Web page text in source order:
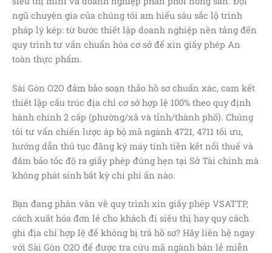
ngũ chuyên gia của chúng tôi am hiểu sâu sắc lộ trình
pháp lý kép: từ bước thiết lập doanh nghiệp nền tảng đến
quy trình tư vấn chuẩn hóa cơ sở để xin giấy phép An
toàn thực phẩm.
Sài Gòn O2O đảm bảo soạn thảo hồ sơ chuẩn xác, cam kết
thiết lập cấu trúc địa chỉ cơ sở hợp lệ 100% theo quy định
hành chính 2 cấp (phường/xã và tỉnh/thành phố). Chúng
tôi tư vấn chiến lược áp bộ mã ngành 4721, 4711 tối ưu,
hướng dẫn thủ tục đăng ký máy tính tiền kết nối thuế và
đảm bảo tốc độ ra giấy phép đúng hẹn tại Sở Tài chính mà
không phát sinh bất kỳ chi phí ẩn nào.
Bạn đang phân vân về quy trình xin giấy phép VSATTP,
cách xuất hóa đơn lẻ cho khách đi siêu thị hay quy cách
ghi địa chỉ hợp lệ để không bị trả hồ sơ? Hãy liên hệ ngay
với Sài Gòn O2O để được tra cứu mã ngành bán lẻ miễn